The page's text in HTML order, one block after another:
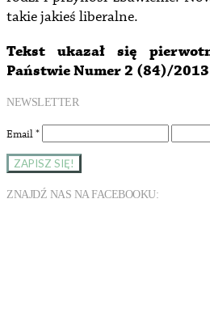
takie jakieś liberalne.
Tekst ukazał się
Państwie Numer 2 (84)/
NEWSLETTER
Email*
ZNAJDŹ NAS NA FACEBOOKU: